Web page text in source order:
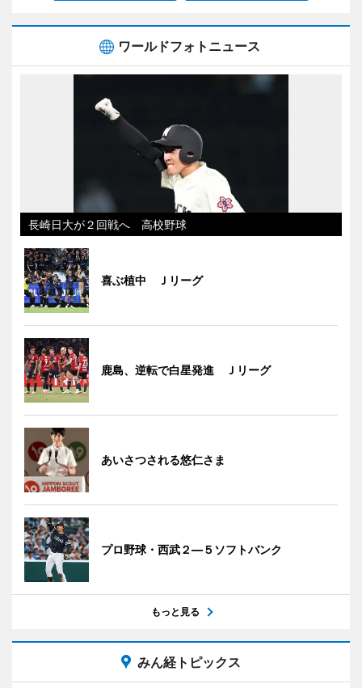
ワールドフォトニュース
長崎日大が２回戦へ 高校野球
喜ぶ植中 Ｊリーグ
鹿島、逆転で白星発進 Ｊリーグ
あいさつされる悠仁さま
プロ野球・西武２―５ソフトバンク
もっと見る
みん経トピックス